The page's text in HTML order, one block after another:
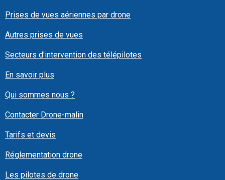
Prises de vues aériennes par drone
Autres prises de vues
Secteurs d'intervention des télépilotes
En savoir plus
Qui sommes nous ?
Contacter Drone-malin
Tarifs et devis
Réglementation drone
Les pilotes de drone